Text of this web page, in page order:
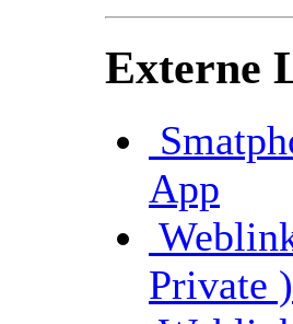
Externe
App
Private )